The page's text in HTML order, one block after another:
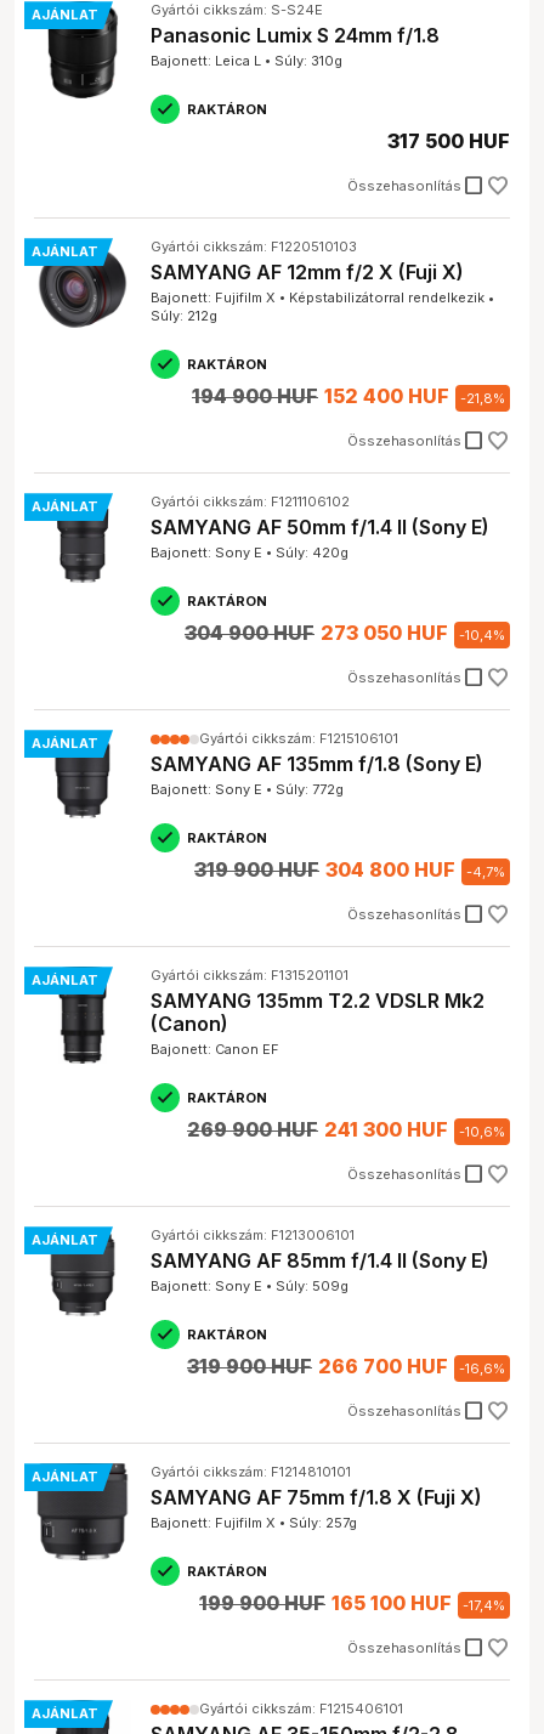
AJÁNLAT Gyártói cikkszám: S-S24E
Panasonic Lumix S 24mm f/1.8
Bajonett: Leica L • Súly: 310g
RAKTÁRON
Összehasonlítás check_box_outline_blank
317 500 HUF
AJÁNLAT Gyártói cikkszám: F1220510103
SAMYANG AF 12mm f/2 X (Fuji X)
Bajonett: Fujifilm X • Képstabilizátorral rendelkezik •
Súly: 212g
RAKTÁRON
Összehasonlítás check_box_outline_blank
194 900 HUF 152 400 HUF -21,8%
AJÁNLAT Gyártói cikkszám: F1211106102
SAMYANG AF 50mm f/1.4 II (Sony E)
Bajonett: Sony E • Súly: 420g
RAKTÁRON
Összehasonlítás check_box_outline_blank
304 900 HUF 273 050 HUF -10,4%
AJÁNLAT Gyártói cikkszám: F1215106101
SAMYANG AF 135mm f/1.8 (Sony E)
Bajonett: Sony E • Súly: 772g
RAKTÁRON
Összehasonlítás check_box_outline_blank
319 900 HUF 304 800 HUF -4,7%
AJÁNLAT Gyártói cikkszám: F1315201101
SAMYANG 135mm T2.2 VDSLR Mk2
(Canon)
Bajonett: Canon EF
RAKTÁRON
Összehasonlítás check_box_outline_blank
269 900 HUF 241 300 HUF -10,6%
AJÁNLAT Gyártói cikkszám: F1213006101
SAMYANG AF 85mm f/1.4 II (Sony E)
Bajonett: Sony E • Súly: 509g
RAKTÁRON
Összehasonlítás check_box_outline_blank
319 900 HUF 266 700 HUF -16,6%
AJÁNLAT Gyártói cikkszám: F1214810101
SAMYANG AF 75mm f/1.8 X (Fuji X)
Bajonett: Fujifilm X • Súly: 257g
RAKTÁRON
Összehasonlítás check_box_outline_blank
199 900 HUF 165 100 HUF -17,4%
AJÁNLAT Gyártói cikkszám: F1215406101